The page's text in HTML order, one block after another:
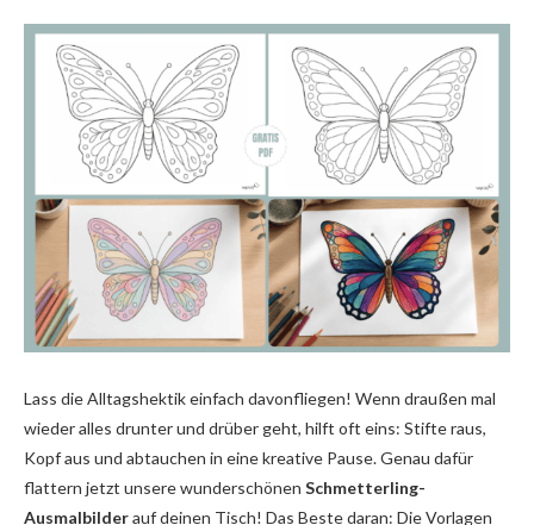
Lass die Alltagshektik einfach davonfliegen! Wenn draußen mal
wieder alles drunter und drüber geht, hilft oft eins: Stifte raus,
Kopf aus und abtauchen in eine kreative Pause. Genau dafür
flattern jetzt unsere wunderschönen Schmetterling-
Ausmalbilderauf deinen Tisch! Das Beste daran: Die Vorlagen